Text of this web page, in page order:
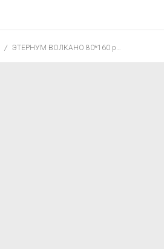
ЭТЕРНУМ ВОЛКАНО 80*160 рет.